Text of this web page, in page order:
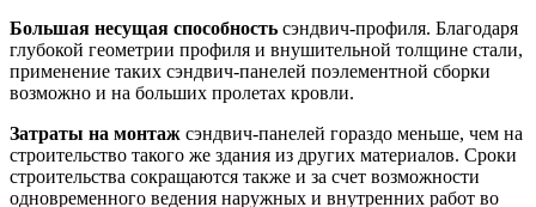
Большая несущая способность сэндвич-профиля. Благодаря
глубокой геометрии профиля и внушительной толщине стали,
применение таких сэндвич-панелей поэлементной сборки
возможно и на больших пролетах кровли.
Затраты на монтаж сэндвич-панелей гораздо меньше, чем на
строительство такого же здания из других материалов. Сроки
строительства сокращаются также и за счет возможности
одновременного ведения наружных и внутренних работ во